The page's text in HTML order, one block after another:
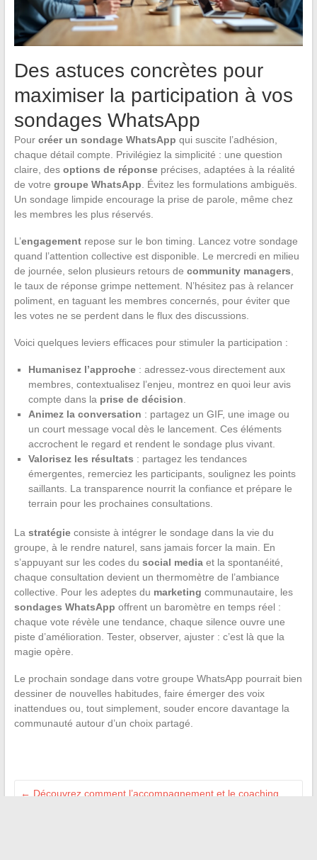
Des astuces concrètes pour
maximiser la participation à vos
sondages WhatsApp
Pour créer un sondage WhatsApp qui suscite l’adhésion,
chaque détail compte. Privilégiez la simplicité : une question
claire, des options de réponseprécises, adaptées à la réalité
de votre groupe WhatsApp . Évitez les formulations ambiguës.
Un sondage limpide encourage la prise de parole, même chez
les membres les plus réservés.
L’engagementrepose sur le bon timing. Lancez votre sondage
quand l’attention collective est disponible. Le mercredi en milieu
de journée, selon plusieurs retours de community managers
le taux de réponse grimpe nettement. N’hésitez pas à relancer
poliment, en taguant les membres concernés, pour éviter que
les votes ne se perdent dans le flux des discussions.
Voici quelques leviers efficaces pour stimuler la participation :
Humanisez l’approche: adressez-vous directement aux
membres, contextualisez l’enjeu, montrez en quoi leur avis
compte dans la prise de décision
Animez la conversation : partagez un GIF, une image ou
un court message vocal dès le lancement. Ces éléments
accrochent le regard et rendent le sondage plus vivant.
Valorisez les résultats : partagez les tendances
émergentes, remerciez les participants, soulignez les points
saillants. La transparence nourrit la confiance et prépare le
terrain pour les prochaines consultations.
La stratégieconsiste à intégrer le sondage dans la vie du
groupe, à le rendre naturel, sans jamais forcer la main. En
s’appuyant sur les codes du social mediaet la spontanéité,
chaque consultation devient un thermomètre de l’ambiance
collective. Pour les adeptes du marketing communautaire, les
sondages WhatsApp offrent un baromètre en temps réel :
chaque vote révèle une tendance, chaque silence ouvre une
piste d’amélioration. Tester, observer, ajuster : c’est là que la
magie opère.
Le prochain sondage dans votre groupe WhatsApp pourrait bien
dessiner de nouvelles habitudes, faire émerger des voix
inattendues ou, tout simplement, souder encore davantage la
communauté autour d’un choix partagé.
← Découvrez comment l’accompagnement et le coaching